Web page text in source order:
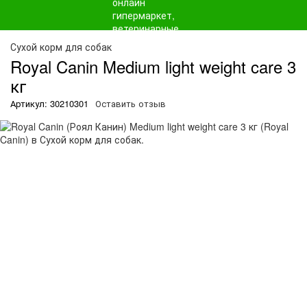
Сухой корм для собак
Royal Canin Medium light weight care 3
кг
Артикул: 30210301 Оставить отзыв